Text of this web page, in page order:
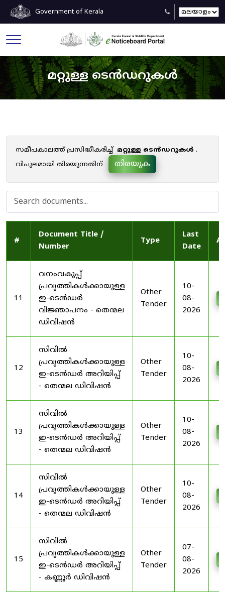
Government of Kerala
മറ്റുള്ള ടെൻഡറുകൾ
സമീപകാലത്ത് പ്രസിദ്ധീകരിച്ച് മറ്റുള്ള ടെൻഡറുകൾ .
വിപുലമായി തിരയുന്നതിന്
തിരയുക
#
Document Title /
Number
Type
Last
Date
11
വനംവകുപ്പ്
പ്രവൃത്തികൾക്കായുള്ള
ഇ-ടെൻഡർ
വിജ്ഞാപനം - തെന്മല
ഡിവിഷൻ
Other
Tender
10-
08-
2026
12
സിവിൽ
പ്രവൃത്തികൾക്കായുള്ള
ഇ-ടെൻഡർ അറിയിപ്പ്
- തെന്മല ഡിവിഷൻ
Other
Tender
10-
08-
2026
13
സിവിൽ
പ്രവൃത്തികൾക്കായുള്ള
ഇ-ടെൻഡർ അറിയിപ്പ്
- തെന്മല ഡിവിഷൻ
Other
Tender
10-
08-
2026
14
സിവിൽ
പ്രവൃത്തികൾക്കായുള്ള
ഇ-ടെൻഡർ അറിയിപ്പ്
- തെന്മല ഡിവിഷൻ
Other
Tender
10-
08-
2026
15
സിവിൽ
പ്രവൃത്തികൾക്കായുള്ള
ഇ-ടെൻഡർ അറിയിപ്പ്
- കണ്ണൂർ ഡിവിഷൻ
Other
Tender
07-
08-
2026